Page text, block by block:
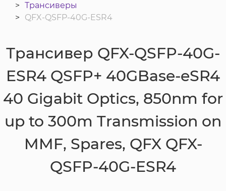
Трансиверы
QFX-QSFP-40G-ESR4
Трансивер QFX-QSFP-40G-
ESR4 QSFP+ 40GBase-eSR4
40 Gigabit Optics, 850nm for
up to 300m Transmission on
MMF, Spares, QFX QFX-
QSFP-40G-ESR4